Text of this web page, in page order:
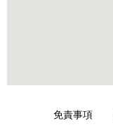
免責事項